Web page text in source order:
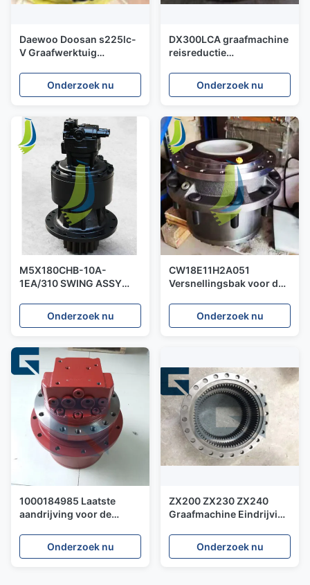
Daewoo Doosan s225lc-
V Graafwerktuig
Assy 45400454 454-
00454
Onderzoek nu
DX300LCA graafmachine
reisreductie
170401-00048
Onderzoek nu
M5X180CHB-10A-
1EA/310 SWING ASSY
ARGAVATOR
Onderzoek nu
CW18E11H2A051
Versnellingsbak voor de
Onderzoek nu
1000184985 Laatste
aandrijving voor de
Onderzoek nu
ZX200 ZX230 ZX240
Graafmachine Eindrijving
Onderzoek nu